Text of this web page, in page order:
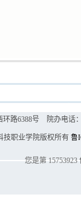
环路6388号 院办电话
技职业学院版权所有 鲁
您是第 15753923